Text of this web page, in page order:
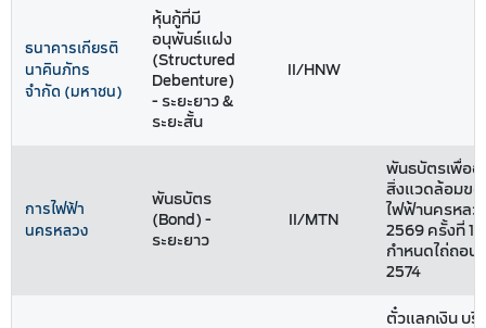
ธนาคารเกียรติ
นาคินภัทร
จำกัด (มหาชน)
หุ้นกู้ที่มี
อนุพันธ์แฝง
(Structured
Debenture)
- ระยะยาว &
ระยะสั้น
II/HNW
การไฟฟ้า
นครหลวง
พันธบัตร
(Bond) -
ระยะยาว
II/MTN
พันธบัตรเพื่อ
สิ่งแวดล้อมขอ
ไฟฟ้านครหลว
2569 ครั้งที่ 1
กำหนดไถ่ถอน
2574
ตั๋วแลกเงิน บ